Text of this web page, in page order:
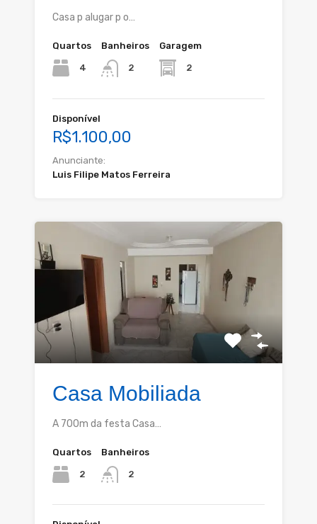
Casa p alugar p o…
Quartos
4
Banheiros
2
Garagem
2
Disponível
R$1.100,00
Anunciante:
Luis Filipe Matos Ferreira
Casa Mobiliada
A 700m da festa Casa…
Quartos
2
Banheiros
2